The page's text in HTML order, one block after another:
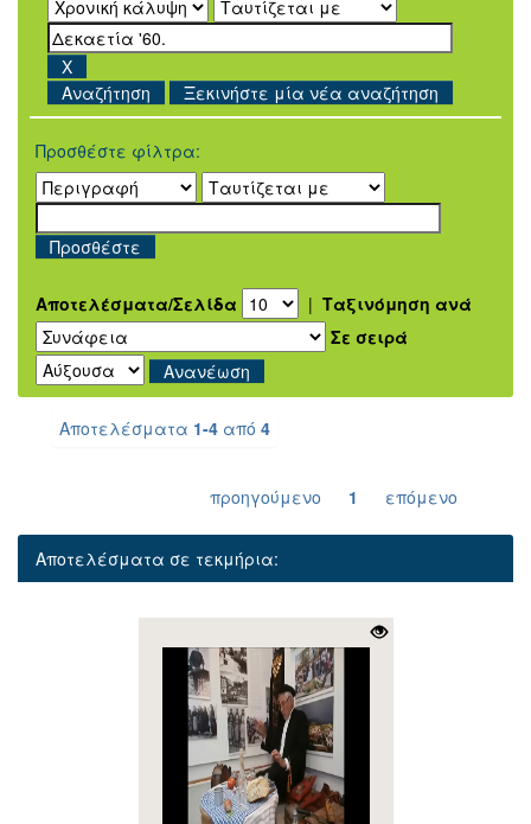
Ξεκινήστε μία νέα αναζήτηση
Προσθέστε φίλτρα:
Αποτελέσματα/Σελίδα | Ταξινόμηση ανά
Σε σειρά
Αποτελέσματα 1-4 από 4
προηγούμενο 1 επόμενο
Αποτελέσματα σε τεκμήρια: